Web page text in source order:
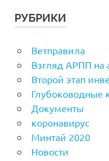
РУБРИКИ
Ветправила
Взгляд АРПП на
Второй этап
Глубоководные
Документы
коронавирус
Минтай 2020
Новости